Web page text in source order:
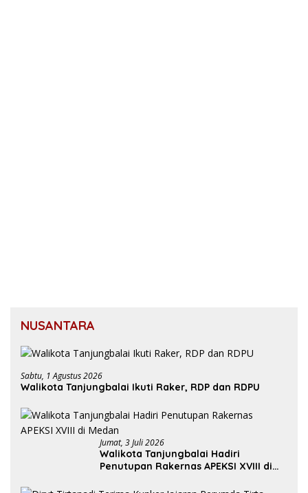
NUSANTARA
Sabtu, 1 Agustus 2026
Walikota Tanjungbalai Ikuti Raker, RDP dan RDPU
Jumat, 3 Juli 2026
Walikota Tanjungbalai Hadiri
Penutupan Rakernas APEKSI XVIII di